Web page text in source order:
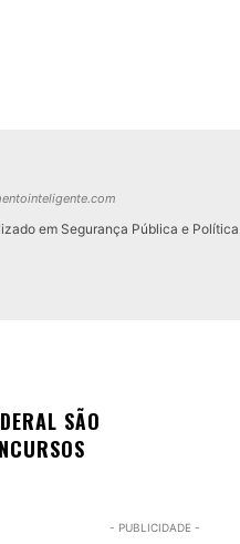
em Segurança Pública e
SÃO
- PUBLICIDADE -